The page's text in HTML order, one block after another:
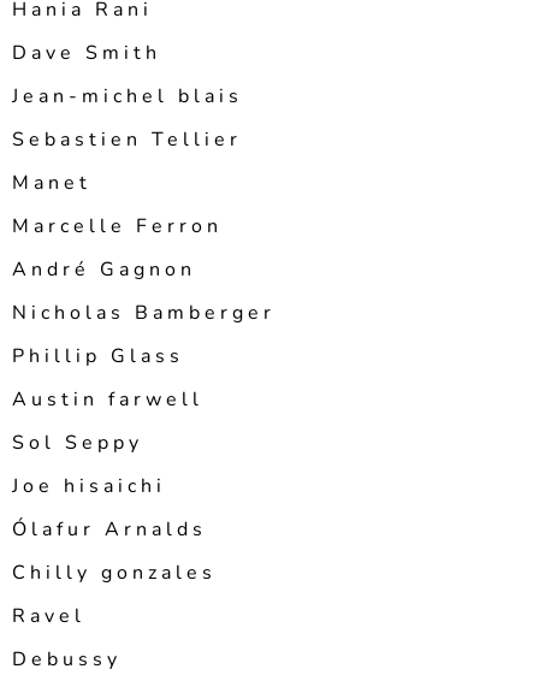
Hania Rani
Dave Smith
Jean-michel blais
Sebastien Tellier
Manet
Marcelle Ferron
André Gagnon
Nicholas Bamberger
Phillip Glass
Austin farwell
Sol Seppy
Joe hisaichi
Ólafur Arnalds
Chilly gonzales
Ravel
Debussy